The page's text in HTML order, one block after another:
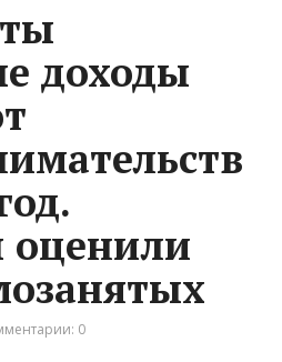
доходы
оценили
0